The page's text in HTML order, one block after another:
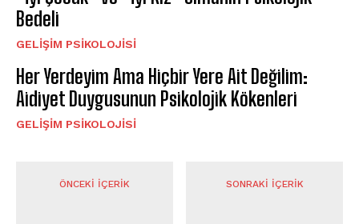
Bedeli
GELIŞIM PSIKOLOJISI
Her Yerdeyim Ama Hiçbir Yere Ait Değilim:
Aidiyet Duygusunun Psikolojik Kökenleri
GELIŞIM PSIKOLOJISI
ÖNCEKI İÇERIK SONRAKI İÇERIK